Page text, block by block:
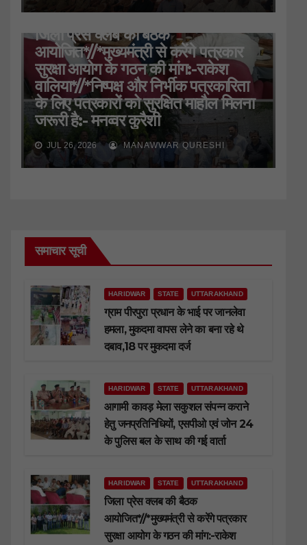
जिला प्रेस क्लब की बैठक
आयोजित*//*मुख्यमंत्री से करेंगे पत्रकार
सुरक्षा आयोग के गठन की मांग:-राकेश
वालिया*//*निष्पक्ष और निर्भीक पत्रकारिता
के लिए पत्रकारों को सुरक्षित माहौल मिलना
जरूरी है:- मनव्वर कुरैशी
JUL 26, 2026 MANAWWAR QURESHI
समाचार सूची
HARIDWAR STATE UTTARAKHAND
ग्राम पीरपुरा प्रधान के भाई पर जानलेवा
हमला, मुकदमा वापस लेने का बना रहे थे
दबाव,18 पर मुकदमा दर्ज
HARIDWAR STATE UTTARAKHAND
आगामी कावड़ मेला सकुशल संपन्न कराने
हेतु जनप्रतिनिधियों, एसपीओ एवं जोन 24
के पुलिस बल के साथ की गई वार्ता
HARIDWAR STATE UTTARAKHAND
जिला प्रेस क्लब की बैठक
आयोजित*//*मुख्यमंत्री से करेंगे पत्रकार
सुरक्षा आयोग के गठन की मांग:-राकेश